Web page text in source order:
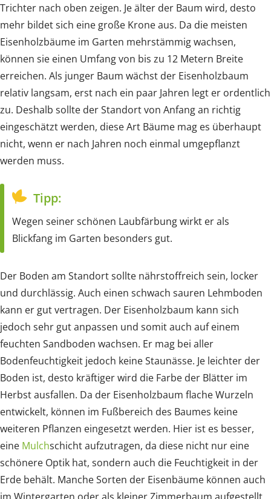
Trichter nach oben zeigen. Je älter der Baum wird, desto
mehr bildet sich eine große Krone aus. Da die meisten
Eisenholzbäume im Garten mehrstämmig wachsen,
können sie einen Umfang von bis zu 12 Metern Breite
erreichen. Als junger Baum wächst der Eisenholzbaum
relativ langsam, erst nach ein paar Jahren legt er ordentlich
zu. Deshalb sollte der Standort von Anfang an richtig
eingeschätzt werden, diese Art Bäume mag es überhaupt
nicht, wenn er nach Jahren noch einmal umgepflanzt
werden muss.
Tipp:
Wegen seiner schönen Laubfärbung wirkt er als
Blickfang im Garten besonders gut.
Der Boden am Standort sollte nährstoffreich sein, locker
und durchlässig. Auch einen schwach sauren Lehmboden
kann er gut vertragen. Der Eisenholzbaum kann sich
jedoch sehr gut anpassen und somit auch auf einem
feuchten Sandboden wachsen. Er mag bei aller
Bodenfeuchtigkeit jedoch keine Staunässe. Je leichter der
Boden ist, desto kräftiger wird die Farbe der Blätter im
Herbst ausfallen. Da der Eisenholzbaum flache Wurzeln
entwickelt, können im Fußbereich des Baumes keine
weiteren Pflanzen eingesetzt werden. Hier ist es besser,
eine Mulchschicht aufzutragen, da diese nicht nur eine
schönere Optik hat, sondern auch die Feuchtigkeit in der
Erde behält. Manche Sorten der Eisenbäume können auch